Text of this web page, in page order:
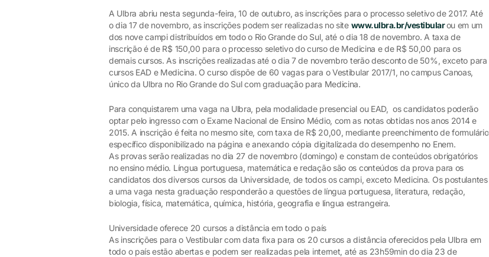
A Ulbra abriu nesta segunda-feira, 10 de outubro, as inscrições para o processo seletivo de 2017. Até
o dia 17 de novembro, as inscrições podem ser realizadas no site www.ulbra.br/vestibularou em um
dos nove campi distribuídos em todo o Rio Grande do Sul, até o dia 18 de novembro. A taxa de
inscrição é de R$ 150,00 para o processo seletivo do curso de Medicina e de R$ 50,00 para os
demais cursos. As inscrições realizadas até o dia 7 de novembro terão desconto de 50%, exceto para
cursos EAD e Medicina. O curso dispõe de 60 vagas para o Vestibular 2017/1, no campus Canoas,
único da Ulbra no Rio Grande do Sul com graduação para Medicina.
Para conquistarem uma vaga na Ulbra, pela modalidade presencial ou EAD, os candidatos poderão
optar pelo ingresso com o Exame Nacional de Ensino Médio, com as notas obtidas nos anos 2014 e
2015. A inscrição é feita no mesmo site, com taxa de R$ 20,00, mediante preenchimento de formulário
específico disponibilizado na página e anexando cópia digitalizada do desempenho no Enem.
As provas serão realizadas no dia 27 de novembro (domingo) e constam de conteúdos obrigatórios
no ensino médio. Língua portuguesa, matemática e redação são os conteúdos da prova para os
candidatos dos diversos cursos da Universidade, de todos os campi, exceto Medicina. Os postulantes
a uma vaga nesta graduação responderão a questões de língua portuguesa, literatura, redação,
biologia, física, matemática, química, história, geografia e língua estrangeira.
Universidade oferece 20 cursos a distância em todo o país
As inscrições para o Vestibular com data fixa para os 20 cursos a distância oferecidos pela Ulbra em
todo o país estão abertas e podem ser realizadas pela internet, até as 23h59min do dia 23 de